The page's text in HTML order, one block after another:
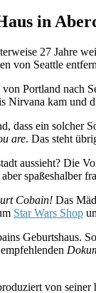
in
27 Jahre
von Seattle
Portland nach
Nirvana kam und
dass ein solcher
are. Das steht
aussieht? Die
spaßeshalber
Cobain! Das
Star Wars Shop
Geburtshaus.
von seiner